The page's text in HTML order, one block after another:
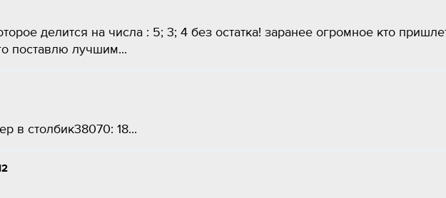
делится на числа : 5; 3; 4 без остатка! заранее огромное кто
поставлю лучшим...
в столбик38070: 18...